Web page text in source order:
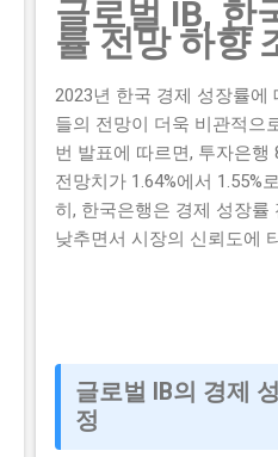
겠습니다. 또한, 지원금액과
설명하겠습니다. 따라서 이
금 을 받으세요. 📋 목차 이
청 자격과 준비물 지원 내용
법 탈락하는 이유와 합격 전
업, 정말 받을 수 있을까? 이
선발 인원, 경쟁률 2026년 -
연장 공고는 중소벤처기업부
업과 비교 (예비 초기 등 구
챌린지 참여기업 모집 연장
글로벌 IB, 한
률 전망 하향
2023년 한국 경제 성장률에
들의 전망이 더욱 비관적으
번 발표에 따르면, 투자은행
전망치가 1.64%에서 1.55%
히, 한국은행은 경제 성장률
낮추면서 시장의 신뢰도에
글로벌 IB의 경제
정